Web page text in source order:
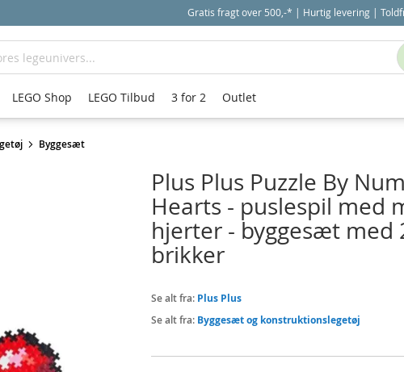
Gratis fragt over 500,-* | Hurtig levering |
Byggesæt
Plus Plus Puzzle By
Hearts - puslespil med
hjerter - byggesæt med
brikker
Se alt fra: Plus Plus
Se alt fra: Byggesæt og konstruktionslegetøj
LEGO Shop LEGO Tilbud 3 for 2 Outlet